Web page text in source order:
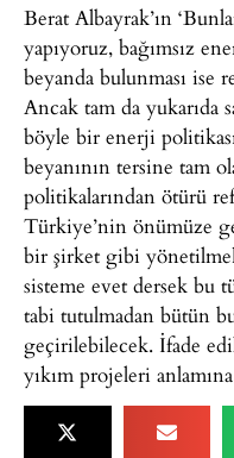
Berat Albayrak’ın
yapıyoruz, bağımsız
beyanda bulunması ise
Ancak tam da yukarıda
böyle bir enerji
beyanının tersine tam
politikalarından ötürü
Türkiye’nin önümüze
bir şirket gibi
sisteme evet dersek bu
tabi tutulmadan bütün
geçirilebilecek. İfade
yıkım projeleri